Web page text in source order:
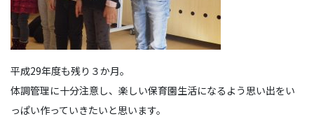
平成29年度も残り３か月。
体調管理に十分注意し、楽しい保育園生活になるよう思い出をい
っぱい作っていきたいと思います。